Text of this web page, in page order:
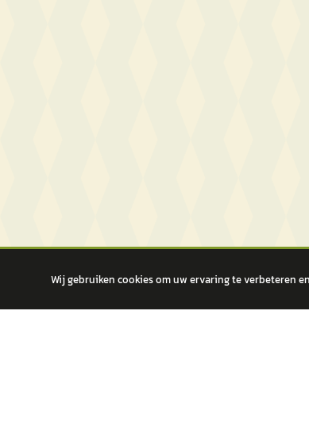
Wij gebruiken cookies om uw ervaring te verbeteren